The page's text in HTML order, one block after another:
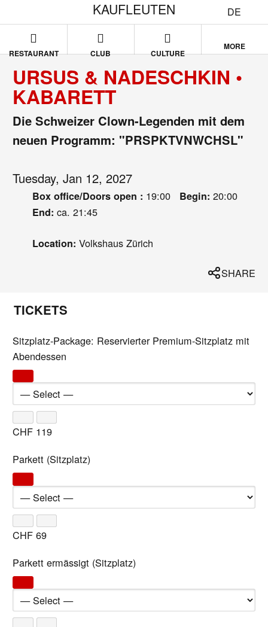
DE
KAUFLEUTEN
RESTAURANT CLUB CULTURE
MORE
URSUS & NADESCHKIN •
KABARETT
Die Schweizer Clown-Legenden mit dem
neuen Programm: "PRSPKTVNWCHSL"
Tuesday, Jan 12, 2027
Box office/Doors open : 19:00 Begin: 20:00
End: ca. 21:45
Location: Volkshaus Zürich
SHARE
TICKETS
Sitzplatz-Package: Reservierter Premium-Sitzplatz mit
Abendessen
CHF 119
Parkett (Sitzplatz)
CHF 69
Parkett ermässigt (Sitzplatz)